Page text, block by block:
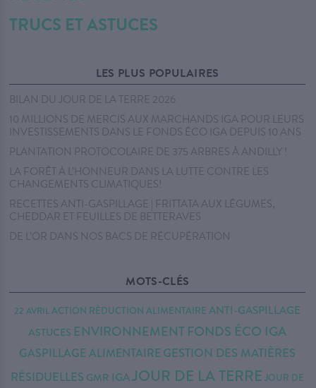
TRUCS ET ASTUCES
LES PLUS POPULAIRES
BILAN DU JOUR DE LA TERRE 2026
10 MILLIONS DE MERCIS AUX MARCHANDS IGA POUR LEURS
INVESTISSEMENTS DANS LE FONDS ÉCO IGA DEPUIS 10 ANS
PLANTATION PROTOCOLAIRE DE 375 ARBRES À ANDILLY !
LA FORÊT À L’HONNEUR DANS LA LUTTE CONTRE LES
CHANGEMENTS CLIMATIQUES!
RECETTES ANTI-GASPILLAGE | FRITTATA AUX LÉGUMES,
CHEDDAR ET FEUILLES DE BETTERAVES
DE L’OR DANS NOS BACS DE RÉCUPÉRATION
MOTS-CLÉS
22 AVRILACTION RÉDUCTION ALIMENTAIRE ANTI-GASPILLAGE
ASTUCES ENVIRONNEMENTFONDS ÉCO IGA
GASPILLAGE ALIMENTAIREGESTION DES MATIÈRES
RÉSIDUELLES GMR IGAJOUR DE LA TERRE JOUR DE